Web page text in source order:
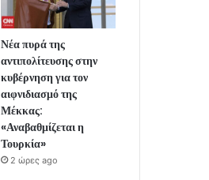
Νέα πυρά της
αντιπολίτευσης στην
κυβέρνηση για τον
αιφνιδιασμό της
Μέκκας:
«Αναβαθμίζεται η
Τουρκία»
2 ώρες ago